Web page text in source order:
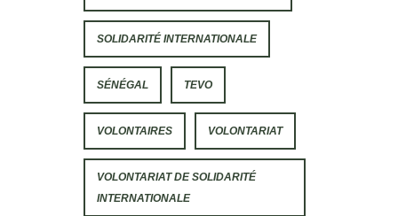
SOLIDARITÉ INTERNATIONALE
SÉNÉGAL TEVO
VOLONTAIRES VOLONTARIAT
VOLONTARIAT DE SOLIDARITÉ
INTERNATIONALE